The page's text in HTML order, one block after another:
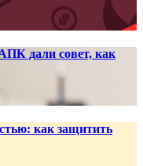
дали совет, как
как защитить